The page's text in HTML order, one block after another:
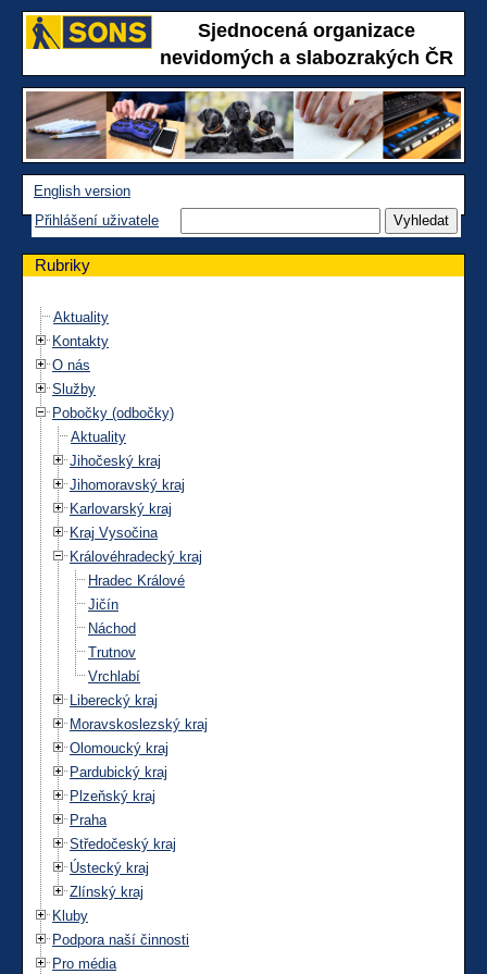
Sjednocená organizace
nevidomých a slabozrakých ČR
English version
Přihlášení uživatele
Rubriky
Aktuality
Kontakty
O nás
Služby
Pobočky (odbočky)
Aktuality
Jihočeský kraj
Jihomoravský kraj
Karlovarský kraj
Kraj Vysočina
Královéhradecký kraj
Hradec Králové
Jičín
Náchod
Trutnov
Vrchlabí
Liberecký kraj
Moravskoslezský kraj
Olomoucký kraj
Pardubický kraj
Plzeňský kraj
Praha
Středočeský kraj
Ústecký kraj
Zlínský kraj
Kluby
Podpora naší činnosti
Pro média